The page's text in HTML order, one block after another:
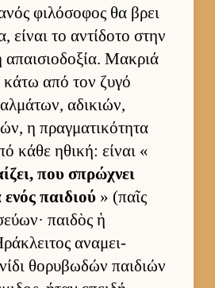
φιλόσοφος θα βρει
εί­ναι το αντίδοτο στην
απαι­σιο­δοξία. Μακριά
κάτω από τον ζυγό
αδικιών,
η πραγ­ματικότητα
κάθε ηθική: εί­ναι «
που σπρώχνει
ενός παι­διού » (παῖς
παι­δὸς ἡ
αναμει­
θορυβωδών παι­διών